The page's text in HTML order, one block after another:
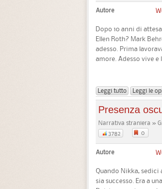
Autore
Dopo 10 anni di
Ellen Roth? Mark
adesso. Prima
amore. Adesso vive e
Leggi tutto Leggi le
Presenza
Narrativa straniera »
3782
0
Autore
Quando Nikka,
sia successo. Era a